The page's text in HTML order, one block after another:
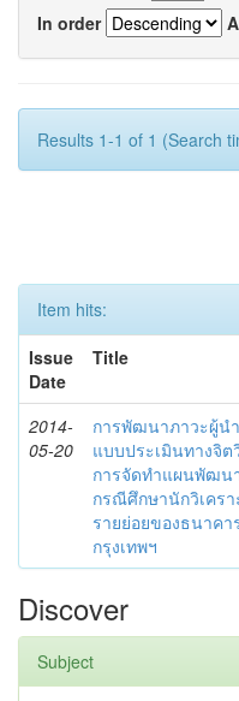
In order
Results 1-1 of 1 (Search
Item hits:
Issue
Date
Title
2014-
05-20
การพัฒนาภาวะผู้น
แบบประเมินทางจิต
การจัดทำแผนพัฒน
กรณีศึกษานักวิเคร
รายย่อยของธนาคา
กรุงเทพฯ
Discover
Subject